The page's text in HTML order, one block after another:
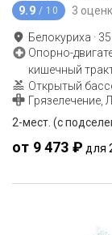
9.9 / 10 3
Белокуриха · 35
Опорно-
кишечный
Открытый
Грязелечение,
2-мест. (с
от 9 473 ₽ для